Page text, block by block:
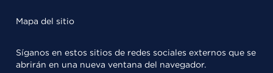
Mapa del sitio
Síganos en estos sitios de redes sociales externos que se
abrirán en una nueva ventana del navegador.